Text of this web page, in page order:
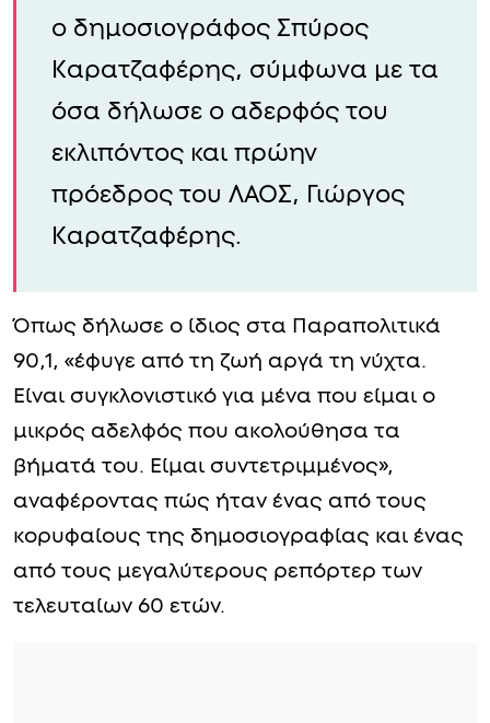
ο δημοσιογράφος Σπύρος
Καρατζαφέρης, σύμφωνα με τα
όσα δήλωσε ο αδερφός του
εκλιπόντος και πρώην
πρόεδρος του ΛΑΟΣ, Γιώργος
Καρατζαφέρης.
Όπως δήλωσε ο ίδιος στα Παραπολιτικά
90,1, «έφυγε από τη ζωή αργά τη νύχτα.
Είναι συγκλονιστικό για μένα που είμαι ο
μικρός αδελφός που ακολούθησα τα
βήματά του. Είμαι συντετριμμένος»,
αναφέροντας πώς ήταν ένας από τους
κορυφαίους της δημοσιογραφίας και ένας
από τους μεγαλύτερους ρεπόρτερ των
τελευταίων 60 ετών.